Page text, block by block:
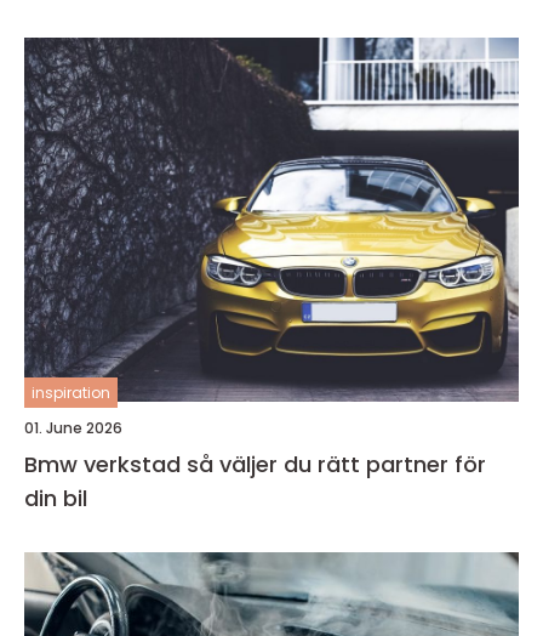
inspiration
01. June 2026
Bmw verkstad så väljer du rätt partner för
din bil